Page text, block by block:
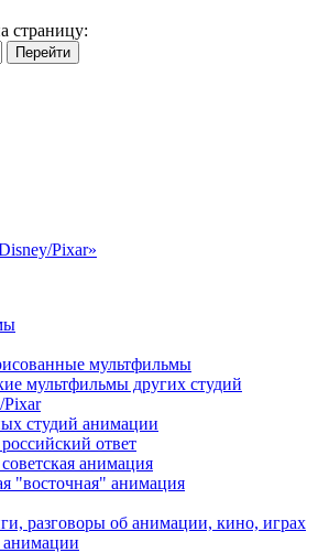
страницу:
Pixar»
мультфильмы
мультфильмы других студий
Pixar
студий анимации
ответ
анимация
"восточная" анимация
разговоры об анимации, кино, играх